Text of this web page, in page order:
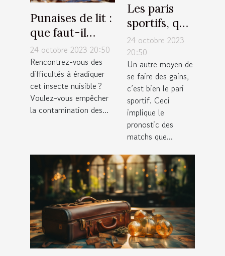
Punaises de lit :
que faut-il
savoir sur la
lutte
antiparasitaire ?
24 octobre 2023 20:50
Rencontrez-vous des
difficultés à éradiquer
cet insecte nuisible ?
Voulez-vous empêcher
la contamination des...
Les paris
sportifs, que
faut-il
savoir ?
24 octobre 2023
20:50
Un autre moyen de
se faire des gains,
c’est bien le pari
sportif. Ceci
implique le
pronostic des
matchs que...